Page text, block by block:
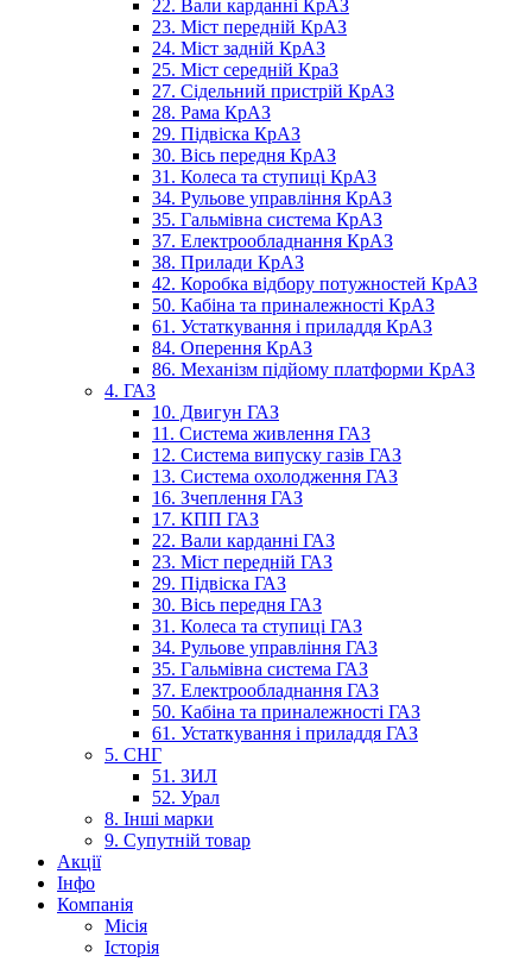
22. Вали карданні КрАЗ
23. Міст передній КрАЗ
24. Міст задній КрАЗ
25. Міст середній КраЗ
27. Сідельний пристрій КрАЗ
28. Рама КрАЗ
29. Підвіска КрАЗ
30. Вісь передня КрАЗ
31. Колеса та ступиці КрАЗ
34. Рульове управління КрАЗ
35. Гальмівна система КрАЗ
37. Електрообладнання КрАЗ
38. Прилади КрАЗ
42. Коробка відбору потужностей КрАЗ
50. Кабіна та приналежності КрАЗ
61. Устаткування і приладдя КрАЗ
84. Оперення КрАЗ
86. Механізм підйому платформи КрАЗ
4. ГАЗ
10. Двигун ГАЗ
11. Система живлення ГАЗ
12. Система випуску газів ГАЗ
13. Система охолодження ГАЗ
16. Зчеплення ГАЗ
17. КПП ГАЗ
22. Вали карданні ГАЗ
23. Міст передній ГАЗ
29. Підвіска ГАЗ
30. Вісь передня ГАЗ
31. Колеса та ступиці ГАЗ
34. Рульове управління ГАЗ
35. Гальмівна система ГАЗ
37. Електрообладнання ГАЗ
50. Кабіна та приналежності ГАЗ
61. Устаткування і приладдя ГАЗ
5. СНГ
51. ЗИЛ
52. Урал
8. Інші марки
9. Супутній товар
Акції
Інфо
Компанія
Місія
Історія